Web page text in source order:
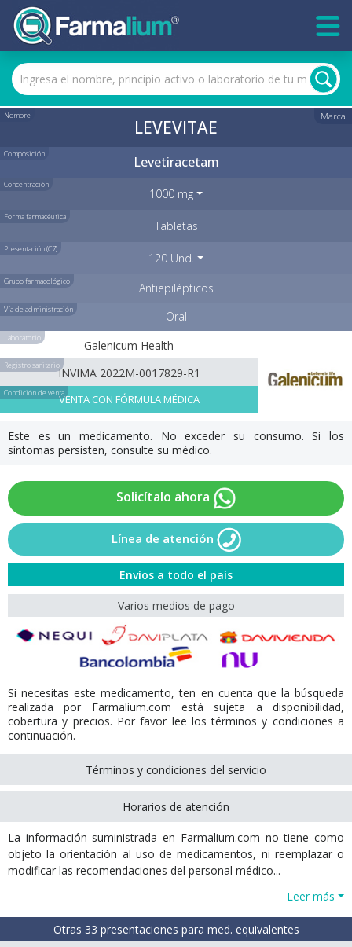
Nombre Marca
LEVEVITAE
Composición Levetiracetam
Concentración
1000 mg
Forma farmacéutica
Tabletas
Presentación (C7)
120 Und.
Grupo farmacológico Antiepilépticos
Vía de administración Oral
Laboratorio
Galenicum Health
Registro sanitario
INVIMA 2022M-0017829-R1
Condición de ventaVENTA CON FÓRMULA MÉDICA
Este es un medicamento. No exceder su consumo. Si los
síntomas persisten, consulte su médico.
Solicítalo ahora
Línea de atención
Envíos a todo el país
Varios medios de pago
Si necesitas este medicamento, ten en cuenta que la búsqueda
realizada por Farmalium.com está sujeta a disponibilidad,
cobertura y precios. Por favor lee los términos y condiciones a
continuación.
Términos y condiciones del servicio
Horarios de atención
La información suministrada en Farmalium.com no tiene como
objeto la orientación al uso de medicamentos, ni reemplazar o
modificar las recomendaciones del personal médico...
Leer más
Otras 33 presentaciones para med. equivalentes